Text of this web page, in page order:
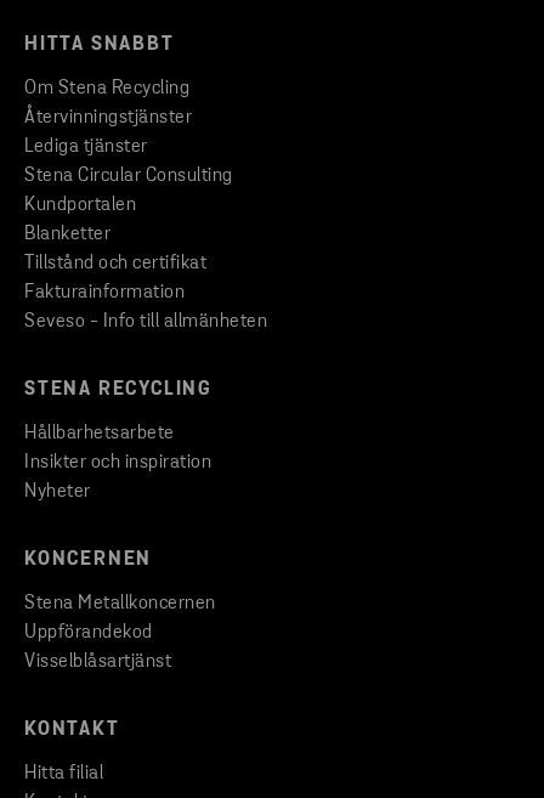
HITTA SNABBT
Om Stena Recycling
Återvinningstjänster
Lediga tjänster
Stena Circular Consulting
Kundportalen
Blanketter
Tillstånd och certifikat
Fakturainformation
Seveso - Info till allmänheten
STENA RECYCLING
Hållbarhetsarbete
Insikter och inspiration
Nyheter
KONCERNEN
Stena Metallkoncernen
Uppförandekod
Visselblåsartjänst
KONTAKT
Hitta filial